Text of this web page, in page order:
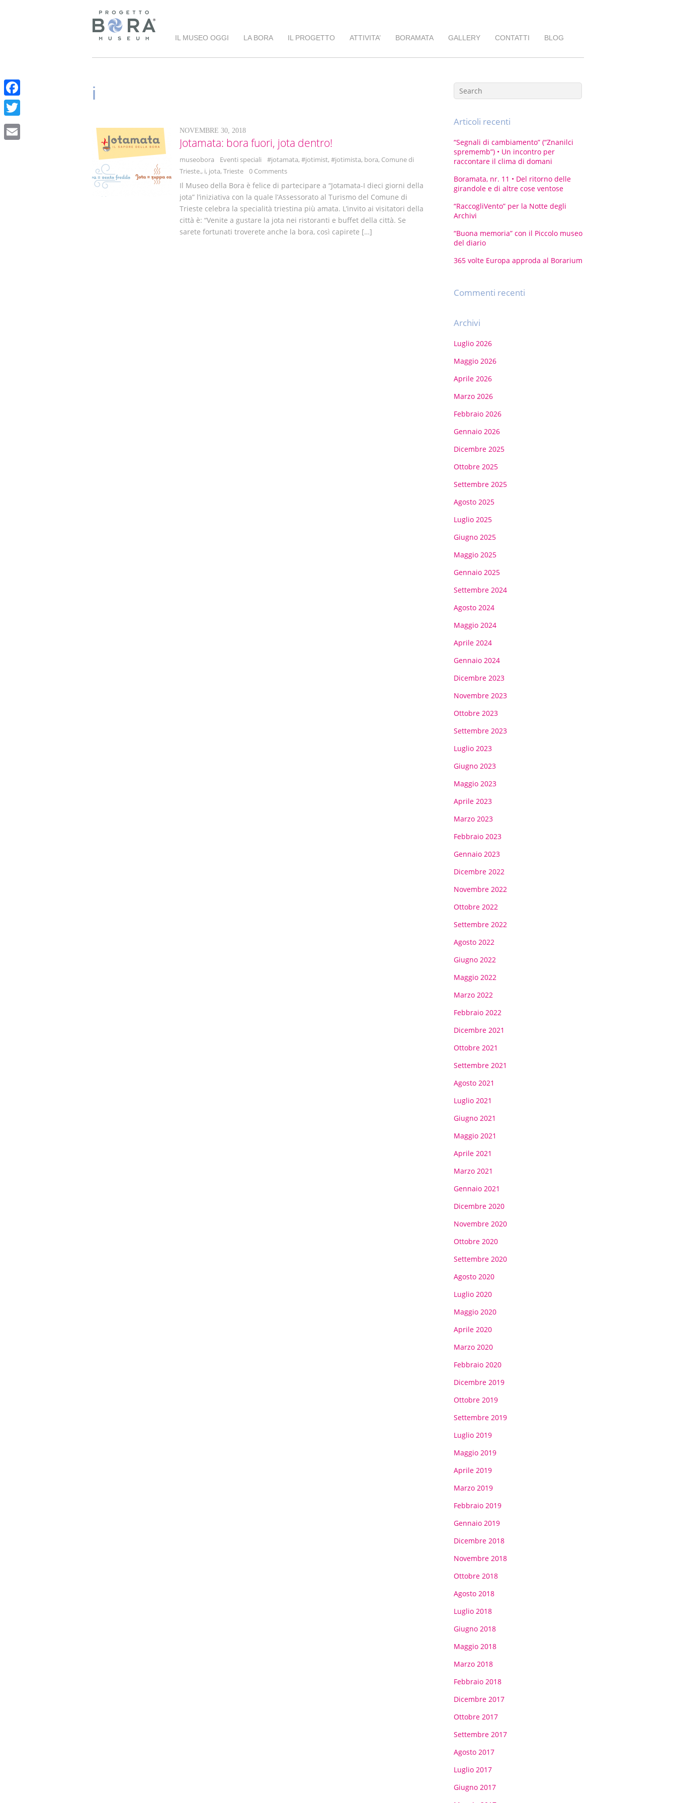
F
c
T
w
IL MUSEO OGGI LA BORA IL PROGETTO ATTIVITA’ BORAMATA GALLERY CONTATTI BLOG
i
NOVEMBRE 30, 2018
Jotamata: bora fuori, jota dentro!
museobora Eventi speciali #jotamata, #jotimist, #jotimista, bora, Comune di
Trieste., i, jota, Trieste 0 Comments
Il Museo della Bora è felice di partecipare a “Jotamata-I dieci giorni della
jota” l’iniziativa con la quale l’Assessorato al Turismo del Comune di
Trieste celebra la specialità triestina più amata. L’invito ai visitatori della
città è: “Venite a gustare la jota nei ristoranti e buffet della città. Se
sarete fortunati troverete anche la bora, così capirete […]
Articoli recenti
“Segnali di cambiamento” (“Znanilci
sprememb”) • Un incontro per
raccontare il clima di domani
Boramata, nr. 11 • Del ritorno delle
girandole e di altre cose ventose
“RaccogliVento” per la Notte degli
Archivi
“Buona memoria” con il Piccolo museo
del diario
365 volte Europa approda al Borarium
Commenti recenti
Archivi
Luglio 2026
Maggio 2026
Aprile 2026
Marzo 2026
Febbraio 2026
Gennaio 2026
Dicembre 2025
Ottobre 2025
Settembre 2025
Agosto 2025
Luglio 2025
Giugno 2025
Maggio 2025
Gennaio 2025
Settembre 2024
Agosto 2024
Maggio 2024
Aprile 2024
Gennaio 2024
Dicembre 2023
Novembre 2023
Ottobre 2023
Settembre 2023
Luglio 2023
Giugno 2023
Maggio 2023
Aprile 2023
Marzo 2023
Febbraio 2023
Gennaio 2023
Dicembre 2022
Novembre 2022
Ottobre 2022
Settembre 2022
Agosto 2022
Giugno 2022
Maggio 2022
Marzo 2022
Febbraio 2022
Dicembre 2021
Ottobre 2021
Settembre 2021
Agosto 2021
Luglio 2021
Giugno 2021
Maggio 2021
Aprile 2021
Marzo 2021
Gennaio 2021
Dicembre 2020
Novembre 2020
Ottobre 2020
Settembre 2020
Agosto 2020
Luglio 2020
Maggio 2020
Aprile 2020
Marzo 2020
Febbraio 2020
Dicembre 2019
Ottobre 2019
Settembre 2019
Luglio 2019
Maggio 2019
Aprile 2019
Marzo 2019
Febbraio 2019
Gennaio 2019
Dicembre 2018
Novembre 2018
Ottobre 2018
Agosto 2018
Luglio 2018
Giugno 2018
Maggio 2018
Marzo 2018
Febbraio 2018
Dicembre 2017
Ottobre 2017
Settembre 2017
Agosto 2017
Luglio 2017
Giugno 2017